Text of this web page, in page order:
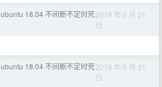
ubuntu 18.04 不间断不定时死2019 年 5 月 21
日
ubuntu 18.04 不间断不定时死2019 年 5 月 21
日